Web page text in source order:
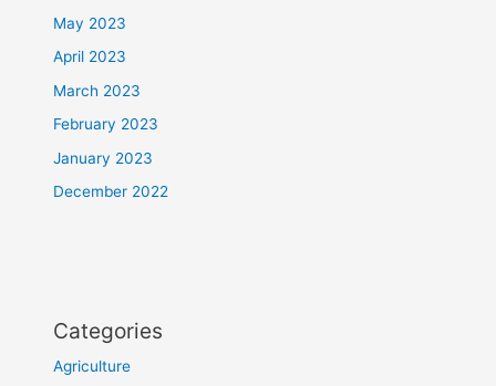
May 2023
April 2023
March 2023
February 2023
January 2023
December 2022
Categories
Agriculture